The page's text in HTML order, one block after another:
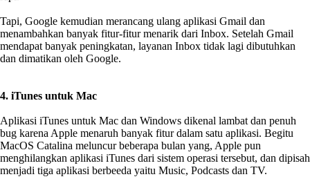
Tapi, Google kemudian merancang ulang aplikasi Gmail dan
menambahkan banyak fitur-fitur menarik dari Inbox. Setelah Gmail
mendapat banyak peningkatan, layanan Inbox tidak lagi dibutuhkan
dan dimatikan oleh Google.
4. iTunes untuk Mac
Aplikasi iTunes untuk Mac dan Windows dikenal lambat dan penuh
bug karena Apple menaruh banyak fitur dalam satu aplikasi. Begitu
MacOS Catalina meluncur beberapa bulan yang, Apple pun
menghilangkan aplikasi iTunes dari sistem operasi tersebut, dan dipisah
menjadi tiga aplikasi berbeeda yaitu Music, Podcasts dan TV.